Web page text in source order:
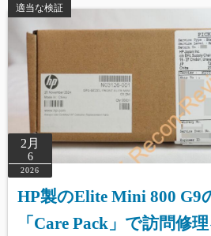
適当な検証
2月
6
2026
HP製のElite Mini 800 G9
「Care Pack」で訪問修